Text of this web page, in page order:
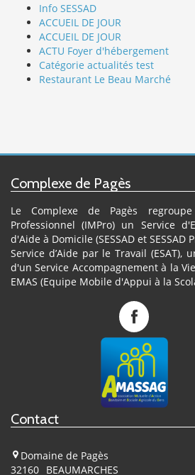
Info SESSAD
ACCUEIL DE JOUR
ACCUEIL DE JOUR
ACTU Foyer d'hébergement
Catégorie actualités test
Restaurant Le Beau Marché
Complexe de Pagès
Le Complexe de Pagès
Professionnel (IMPro) un Service
d'Aide à Domicile (SESSAD et
Service d’Aide par le Travail (ESAT),
d'un Service Accompagnement à la
EMAS (Equipe Mobile d'Appui à la
Complexe
Pagès
sur
Contact
Domaine de Pagès
32160 BEAUMARCHES